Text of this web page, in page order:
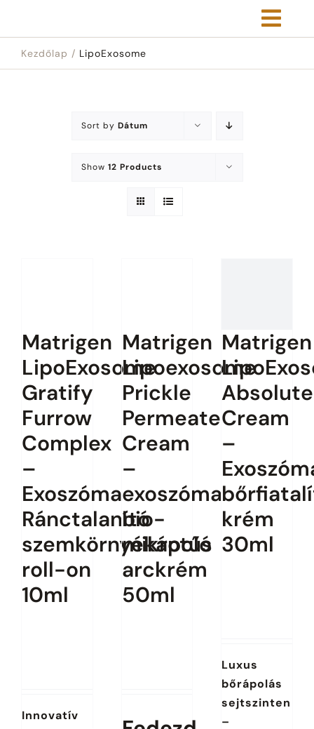
Kezdőlap LipoExosome
Sort by Dátum
Show 12 Products
Matrigen
LipoExosome
Gratify
Furrow
Complex
–
Exoszóma
Ránctalanító
szemkörnyékápoló
roll-on
10ml
Innovatív
Matrigen
Lipoexosome
Prickle
Permeate
Cream
–
exoszóma
bio-
mikrotűs
arckrém
50ml
Matrigen
Absolute
Cream
–
krém
30ml
Luxus
bőrápolás
sejtszinten
–